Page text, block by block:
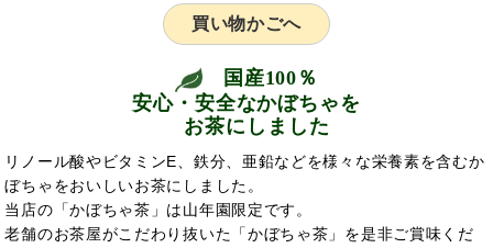
買い物かごへ
国産100％
安心・安全なかぼちゃを
お茶にしました
リノール酸やビタミンE、鉄分、亜鉛などを様々な栄養素を含むか
ぼちゃをおいしいお茶にしました。
当店の「かぼちゃ茶」は山年園限定です。
老舗のお茶屋がこだわり抜いた「かぼちゃ茶」を是非ご賞味くだ